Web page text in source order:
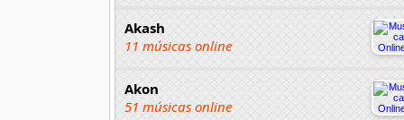
Akash
11 músicas online
Akon
51 músicas online